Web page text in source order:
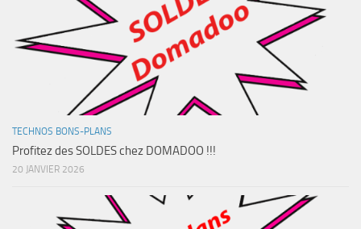
TECHNOS BONS-PLANS
Profitez des SOLDES chez DOMADOO !!!
20 JANVIER 2026